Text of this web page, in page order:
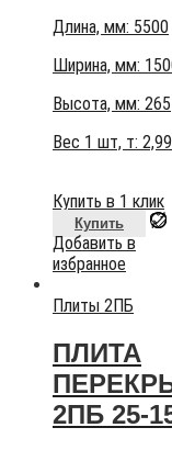
Длина, мм: 5500
Ширина, мм:
Высота, мм: 265
Вес 1 шт, т:
Купить в 1 клик
Купить
Добавить в
избранное
Плиты 2ПБ
ПЛИТА
2ПБ 25-